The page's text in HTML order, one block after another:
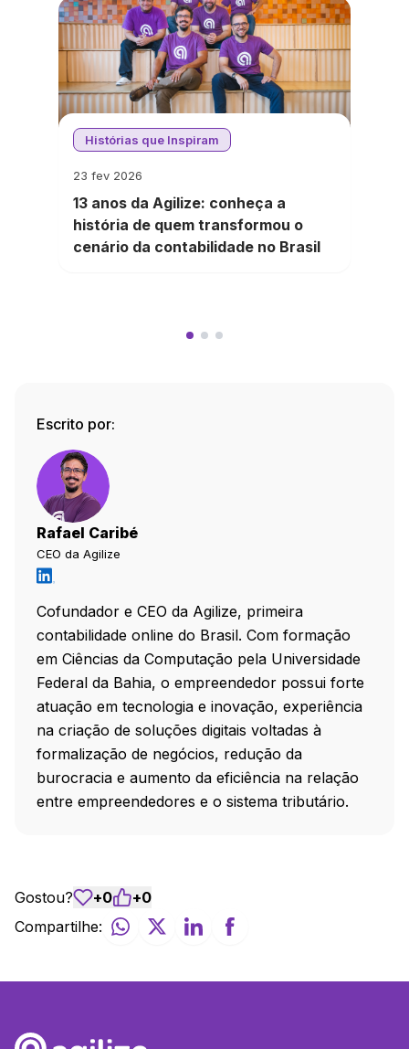
Histórias que Inspiram
23 fev 2026
13 anos da Agilize: conheça a
história de quem transformou o
cenário da contabilidade no Brasil
Escrito por:
Rafael Caribé
CEO da Agilize
Cofundador e CEO da Agilize, primeira
contabilidade online do Brasil. Com formação
em Ciências da Computação pela Universidade
Federal da Bahia, o empreendedor possui forte
atuação em tecnologia e inovação, experiência
na criação de soluções digitais voltadas à
formalização de negócios, redução da
burocracia e aumento da eficiência na relação
entre empreendedores e o sistema tributário.
Gostou? +0 +0
Compartilhe: